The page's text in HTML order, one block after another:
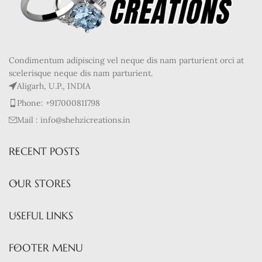
Condimentum adipiscing vel neque dis nam parturient orci at
scelerisque neque dis nam parturient.
Aligarh, U.P., INDIA
Phone: +917000811798
Mail : info@shehzicreations.in
RECENT POSTS
OUR STORES
USEFUL LINKS
FOOTER MENU